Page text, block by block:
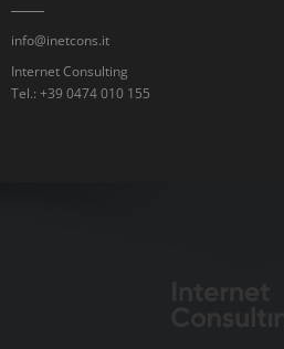
info@inetcons.it
Internet Consulting
Tel.: +39 0474 010 155